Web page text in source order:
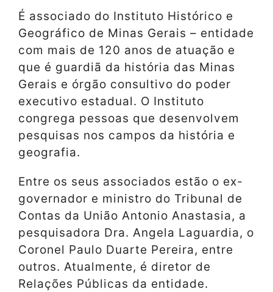
É associado do Instituto Histórico e
Geográfico de Minas Gerais – entidade
com mais de 120 anos de atuação e
que é guardiã da história das Minas
Gerais e órgão consultivo do poder
executivo estadual. O Instituto
congrega pessoas que desenvolvem
pesquisas nos campos da história e
geografia.
Entre os seus associados estão o ex-
governador e ministro do Tribunal de
Contas da União Antonio Anastasia, a
pesquisadora Dra. Angela Laguardia, o
Coronel Paulo Duarte Pereira, entre
outros. Atualmente, é diretor de
Relações Públicas da entidade.